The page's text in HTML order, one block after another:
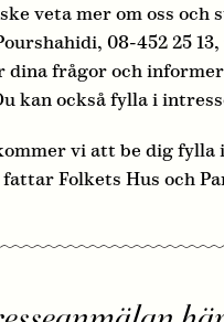
veta mer om oss
08-452 25 13,
dina frågor och
kan också fylla i
vi att be dig
Folkets Hus och